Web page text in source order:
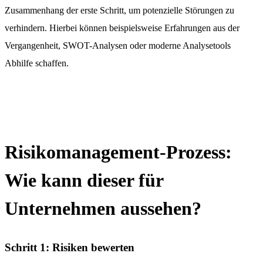
Zusammenhang der erste Schritt, um potenzielle Störungen zu
verhindern. Hierbei können beispielsweise Erfahrungen aus der
Vergangenheit, SWOT-Analysen oder moderne Analysetools
Abhilfe schaffen.
Risikomanagement-Prozess:
Wie kann dieser für
Unternehmen aussehen?
Schritt 1: Risiken bewerten